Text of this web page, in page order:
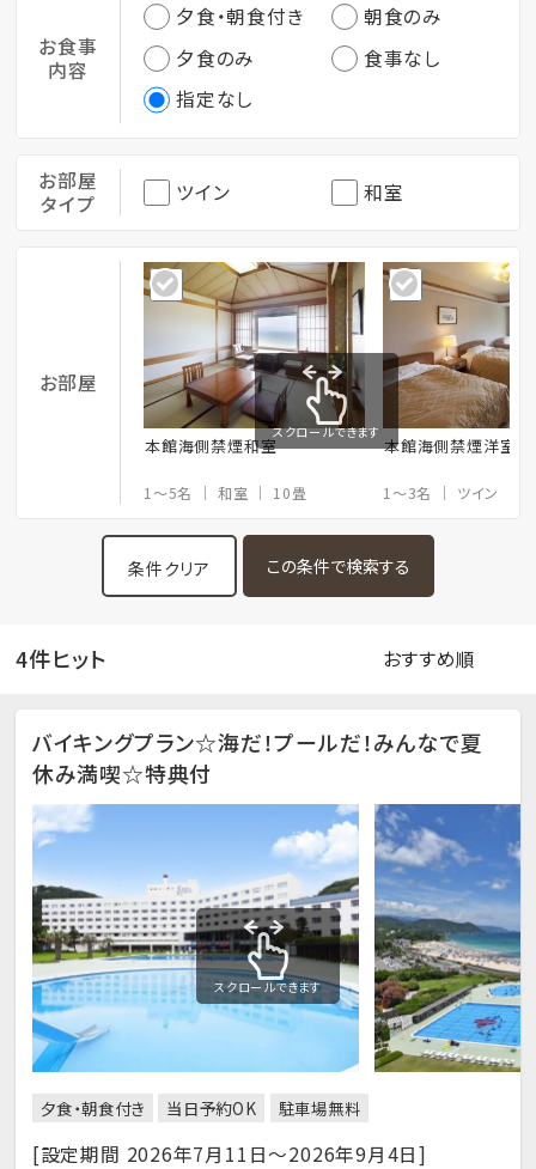
お食事
内容
夕食・朝食付き
朝食のみ
夕食のみ
食事なし
指定なし
お部屋
タイプ
ツイン 和室
お部屋
本館海側禁煙和室
1～5名 和室 10畳
本館海側禁煙洋室
1～3名 ツイン
スクロールできます
条件クリア
4件ヒット
バイキングプラン☆海だ！プールだ！みんなで夏
休み満喫☆特典付
スクロールできます
夕食・朝食付き 当日予約OK 駐車場無料
[設定期間 2026年7月11日～2026年9月4日]